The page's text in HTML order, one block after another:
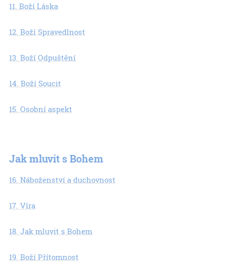
11. Boží Láska
12. Boží Spravedlnost
13. Boží Odpuštění
14. Boží Soucit
15. Osobní aspekt
Jak mluvit s Bohem
16. Náboženství a duchovnost
17. Víra
18. Jak mluvit s Bohem
19. Boží Přítomnost